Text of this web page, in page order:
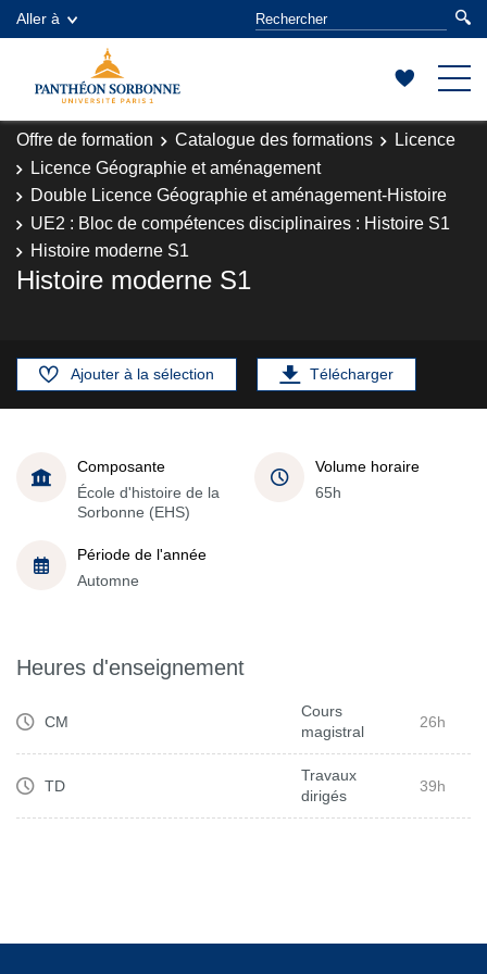
Aller à
Offre de formation Catalogue des formations
Licence
Licence Géographie et aménagement
Double Licence Géographie et aménagement-Histoire
UE2 : Bloc de compétences disciplinaires : Histoire S1
Histoire moderne S1
Histoire moderne S1
Ajouter à la sélection Télécharger
Composante
École d'histoire de la
Sorbonne (EHS)
Volume horaire
65h
Période de l'année
Automne
Heures d'enseignement
CM
Cours
magistral
26h
TD
Travaux
dirigés
39h